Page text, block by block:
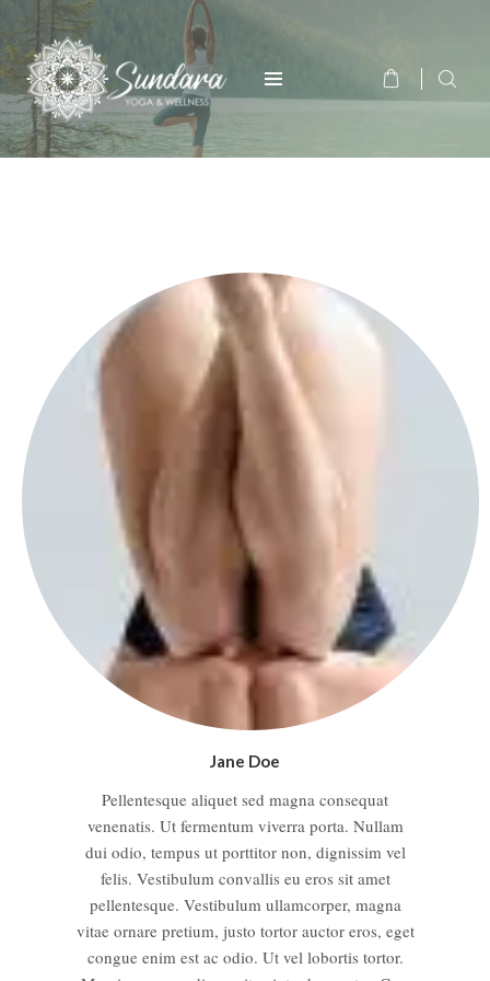
Jane Doe
Pellentesque aliquet sed magna consequat
venenatis. Ut fermentum viverra porta. Nullam
dui odio, tempus ut porttitor non, dignissim vel
felis. Vestibulum convallis eu eros sit amet
pellentesque. Vestibulum ullamcorper, magna
vitae ornare pretium, justo tortor auctor eros, eget
congue enim est ac odio. Ut vel lobortis tortor.